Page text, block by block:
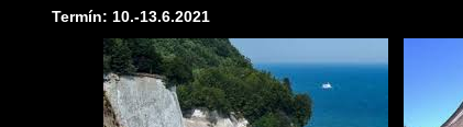
Termín: 10.-13.6.2021